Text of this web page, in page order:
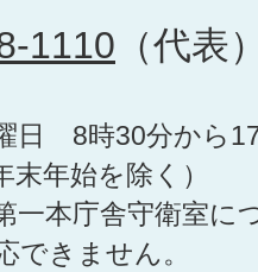
1110 （代表
日 8時30分から
末年始を除く）
一本庁舎守衛室に
できません。